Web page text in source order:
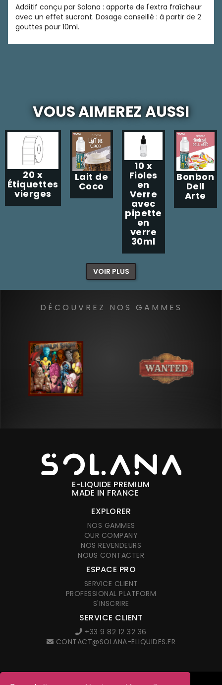
Additif conçu par Solana : apporte de l'extra fraîcheur
avec un effet sucrant. Dosage conseillé : à partir de 2
gouttes pour 10ml.
VOUS AIMEREZ AUSSI
20 x
Étiquettes
vierges
Lait de
Coco
10 x
Fioles
en
Verre
avec
pipette
en
verre
30ml
Bonbon
Dell
Arte
VOIR PLUS
DÉCOUVREZ NOS GAMMES
E-LIQUIDE PREMIUM
MADE IN FRANCE
EXPLORER
NOS GAMMES
OUR COMPANY
NOS REVENDEURS
NOUS CONTACTER
ESPACE PRO
SERVICE CLIENT
PROFESSIONAL PLATFORM
S'INSCRIRE
SERVICE CLIENT
+33 9 82 12 32 36
CONTACT@SOLANA-ELIQUIDES.FR